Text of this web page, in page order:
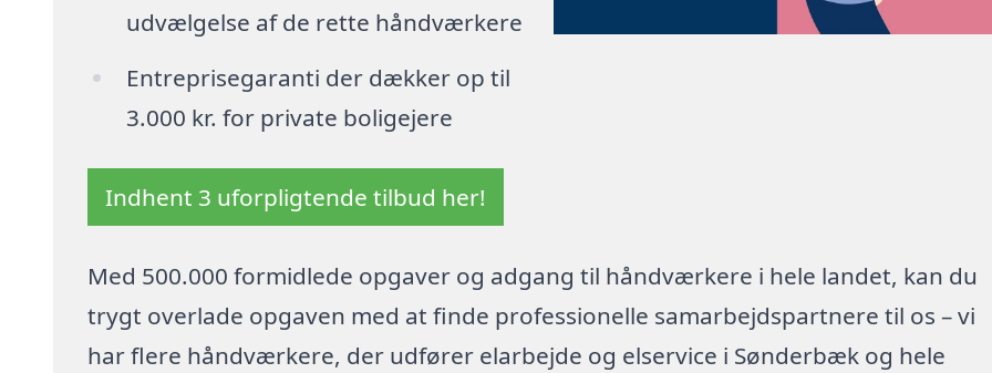
udvælgelse af de rette håndværkere
Entreprisegaranti der dækker op til
3.000 kr. for private boligejere
Indhent 3 uforpligtende tilbud her!
Med 500.000 formidlede opgaver og adgang til håndværkere i hele landet, kan du
trygt overlade opgaven med at finde professionelle samarbejdspartnere til os – vi
har flere håndværkere, der udfører elarbejde og elservice i Sønderbæk og hele